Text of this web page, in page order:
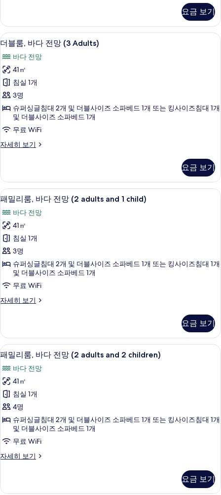
두
보
기
다
전
망
자
세
히
보
기
요금 보기
더
블
룸,
바
다
전
망
(3
사
모
두
보
기
1 개의 침실, 미니바, 객실 내 금고, 책상
8
더블룸, 바다 전망 (3 Adults)
바다 전망
41㎡
침실 1개
3명
슈퍼싱글침대 2개 및 더블사이즈 소파베드 1개 또는 킹사이즈침대 1개
및 더블사이즈 소파베드 1개
무료 WiFi
자세히 보기
더
다
전
망
Adults)
자
세
히
보
기
요금 보기
패
밀
리
룸,
바
다
전
망
(2
adults
1
child)
사
진
모
두
보
기
1 개의 침실, 미니바, 객실 내 금고, 책상
7
패밀리룸, 바다 전망 (2 adults and 1 child)
바다 전망
41㎡
침실 1개
3명
슈퍼싱글침대 2개 및 더블사이즈 소파베드 1개 또는 킹사이즈침대 1개
및 더블사이즈 소파베드 1개
무료 WiFi
자세히 보기
패
바
다
전
망
(2
adults
and
child)
자
세
보
요금 보기
패
밀
리
룸,
바
다
전
망
(2
adults
2
1 개의 침실, 미니바, 객실 내 금고, 책상
7
패밀리룸, 바다 전망 (2 adults and 2 children)
바다 전망
41㎡
침실 1개
4명
슈퍼싱글침대 2개 및 더블사이즈 소파베드 1개 또는 킹사이즈침대 1개
및 더블사이즈 소파베드 1개
무료 WiFi
자세히 보기
패
바
요금 보기